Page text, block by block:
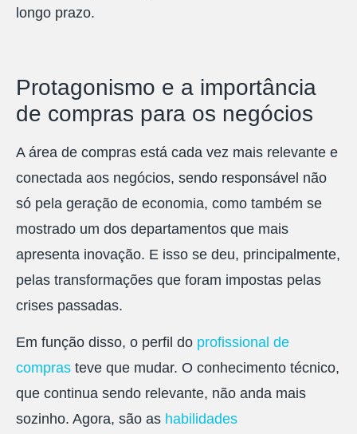
longo prazo.
Protagonismo e a importância
de compras para os negócios
A área de compras está cada vez mais relevante e
conectada aos negócios, sendo responsável não
só pela geração de economia, como também se
mostrado um dos departamentos que mais
apresenta inovação. E isso se deu, principalmente,
pelas transformações que foram impostas pelas
crises passadas.
Em função disso, o perfil do profissional de
compras teve que mudar. O conhecimento técnico,
que continua sendo relevante, não anda mais
sozinho. Agora, são as habilidades